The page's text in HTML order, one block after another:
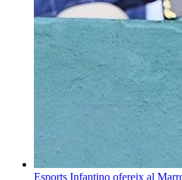
Esports Infantino ofereix al